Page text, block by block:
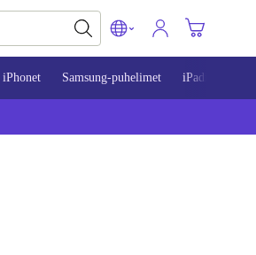
iPhonet Samsung-puhelimet iPadit